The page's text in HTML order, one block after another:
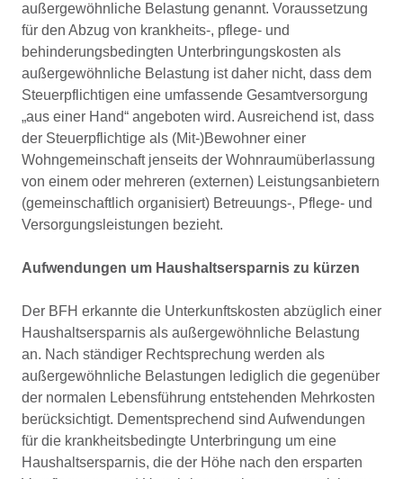
außergewöhnliche Belastung genannt. Voraussetzung
für den Abzug von krankheits-, pflege- und
behinderungsbedingten Unterbringungskosten als
außergewöhnliche Belastung ist daher nicht, dass dem
Steuerpflichtigen eine umfassende Gesamtversorgung
„aus einer Hand“ angeboten wird. Ausreichend ist, dass
der Steuerpflichtige als (Mit-)Bewohner einer
Wohngemeinschaft jenseits der Wohnraumüberlassung
von einem oder mehreren (externen) Leistungsanbietern
(gemeinschaftlich organisiert) Betreuungs-, Pflege- und
Versorgungsleistungen bezieht.
Aufwendungen um Haushaltsersparnis zu kürzen
Der BFH erkannte die Unterkunftskosten abzüglich einer
Haushaltsersparnis als außergewöhnliche Belastung
an. Nach ständiger Rechtsprechung werden als
außergewöhnliche Belastungen lediglich die gegenüber
der normalen Lebensführung entstehenden Mehrkosten
berücksichtigt. Dementsprechend sind Aufwendungen
für die krankheitsbedingte Unterbringung um eine
Haushaltsersparnis, die der Höhe nach den ersparten